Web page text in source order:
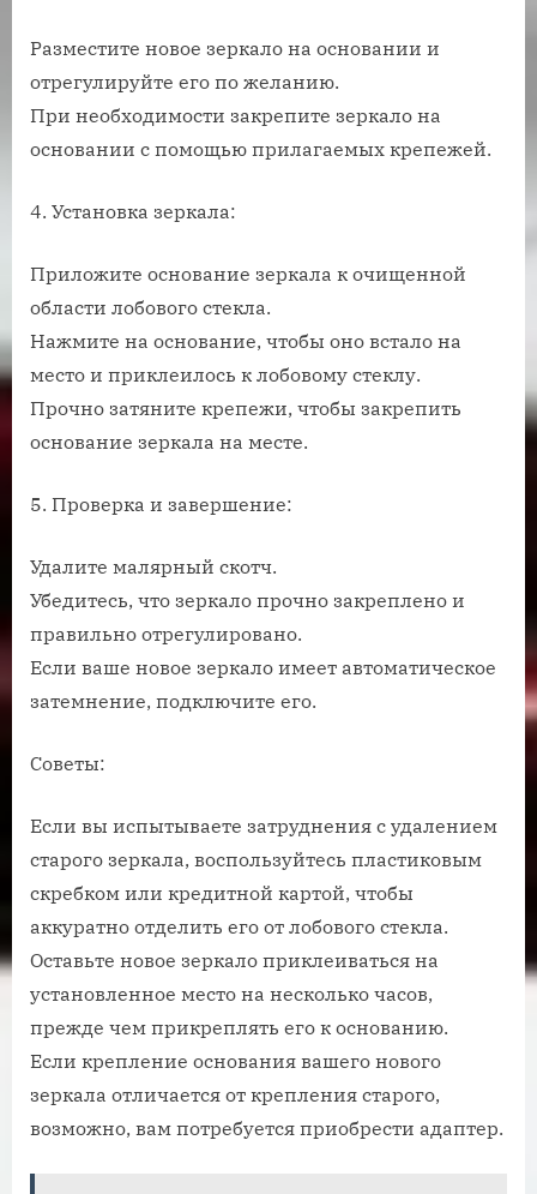
Разместите новое зеркало на основании и
отрегулируйте его по желанию.
При необходимости закрепите зеркало на
основании с помощью прилагаемых крепежей.
4. Установка зеркала:
Приложите основание зеркала к очищенной
области лобового стекла.
Нажмите на основание, чтобы оно встало на
место и приклеилось к лобовому стеклу.
Прочно затяните крепежи, чтобы закрепить
основание зеркала на месте.
5. Проверка и завершение:
Удалите малярный скотч.
Убедитесь, что зеркало прочно закреплено и
правильно отрегулировано.
Если ваше новое зеркало имеет автоматическое
затемнение, подключите его.
Советы:
Если вы испытываете затруднения с удалением
старого зеркала, воспользуйтесь пластиковым
скребком или кредитной картой, чтобы
аккуратно отделить его от лобового стекла.
Оставьте новое зеркало приклеиваться на
установленное место на несколько часов,
прежде чем прикреплять его к основанию.
Если крепление основания вашего нового
зеркала отличается от крепления старого,
возможно, вам потребуется приобрести адаптер.